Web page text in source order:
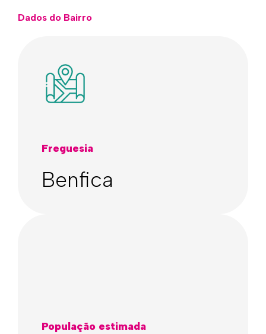
Dados do Bairro
Freguesia
Benfica
População estimada